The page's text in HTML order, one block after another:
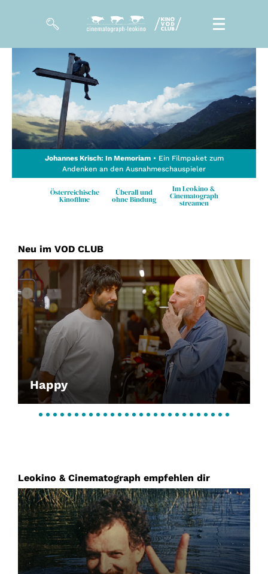
Filme
Magazin
Kuratierungen
VOD-Events
So geht’s
& Filmpässe
Account
Suche
Johannes Krisch: In Memoriam• Ein Filmpaket zum
Andenken an den Ausnahmeschauspieler
Österreichische
Kinofilme
Überall und
ohne Bindung
Im Leokino &
Cinematograph
streamen
Neu im VOD CLUB
Happy
Leokino & Cinematograph empfehlen dir